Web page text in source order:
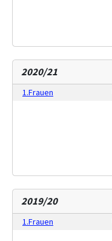
2020/21
1.Frauen
2019/20
1.Frauen